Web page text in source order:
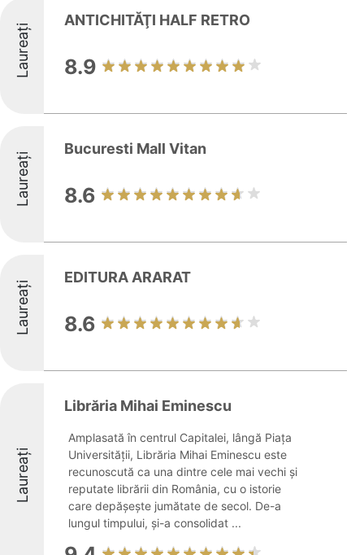
Laureați
ANTICHITĂŢI HALF RETRO
8.9
Laureați
Bucuresti Mall Vitan
8.6
Laureați
EDITURA ARARAT
8.6
Laureați
Librăria Mihai Eminescu
Amplasată în centrul Capitalei, lângă Piața
Universității, Librăria Mihai Eminescu este
recunoscută ca una dintre cele mai vechi și
reputate librării din România, cu o istorie
care depășește jumătate de secol. De-a
lungul timpului, și-a consolidat ...